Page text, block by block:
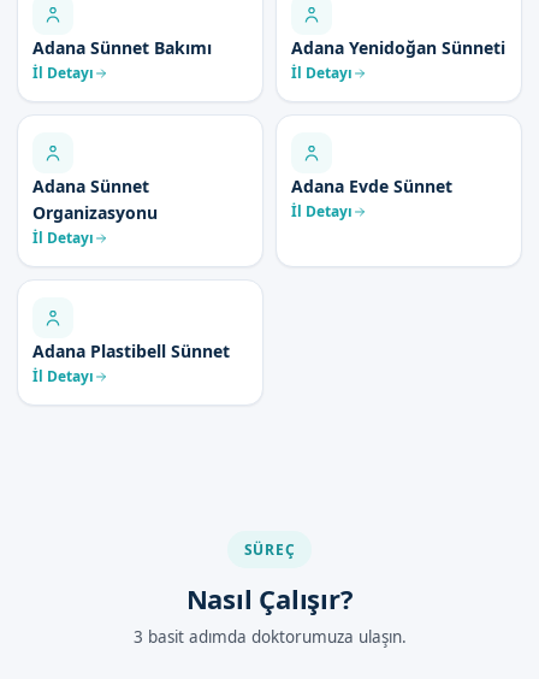
Adana Sünnet Bakımı
İl Detayı
Adana Yenidoğan Sünneti
İl Detayı
Adana Sünnet
Organizasyonu
İl Detayı
Adana Evde Sünnet
İl Detayı
Adana Plastibell Sünnet
İl Detayı
SÜREÇ
Nasıl Çalışır?
3 basit adımda doktorumuza ulaşın.